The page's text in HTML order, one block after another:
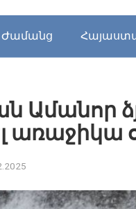
Ժամանց
Ամանոր
առաջիկա